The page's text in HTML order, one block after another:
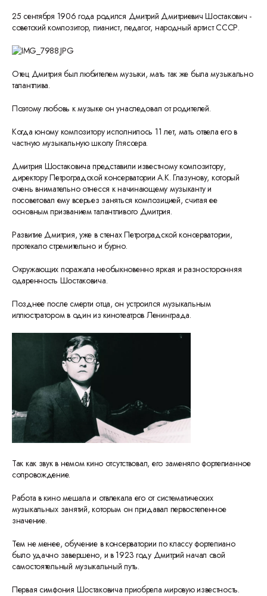
25 сентября 1906 года родился Дмитрий Дмитриевич Шостакович -
советский композитор, пианист, педагог, народный артист СССР.
Отец Дмитрия был любителем музыки, мать так же была музыкально
талантлива.
Поэтому любовь к музыке он унаследовал от родителей.
Когда юному композитору исполнилось 11 лет, мать отвела его в
частную музыкальную школу Гляссера.
Дмитрия Шостаковича представили известному композитору,
директору Петроградской консерватории А.К. Глазунову, который
очень внимательно отнесся к начинающему музыканту и
посоветовал ему всерьез заняться композицией, считая ее
основным призванием талантливого Дмитрия.
Развитие Дмитрия, уже в стенах Петроградской консерватории,
протекало стремительно и бурно.
Окружающих поражала необыкновенно яркая и разносторонняя
одаренность Шостаковича.
Позднее после смерти отца, он устроился музыкальным
иллюстратором в один из кинотеатров Ленинграда.
Так как звук в немом кино отсутствовал, его заменяло фортепианное
сопровождение.
Работа в кино мешала и отвлекала его от систематических
музыкальных занятий, которым он придавал первостепенное
значение.
Тем не менее, обучение в консерватории по классу фортепиано
было удачно завершено, и в 1923 году Дмитрий начал свой
самостоятельный музыкальный путь.
Первая симфония Шостаковича приобрела мировую известность.